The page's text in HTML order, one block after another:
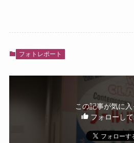
フォトレポート
この記事が気に入
フォローし